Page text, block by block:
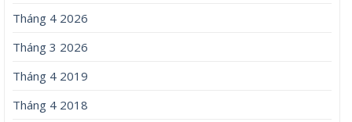
Tháng 4 2026
Tháng 3 2026
Tháng 4 2019
Tháng 4 2018